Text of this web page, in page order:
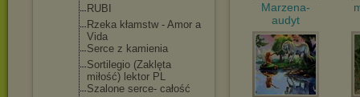
RUBI
Rzeka kłamstw - Amor a
Vida
Serce z kamienia
Sortilegio (Zaklęta
miłość) lektor PL
Szalone serce- całość
Marzena-
audyt